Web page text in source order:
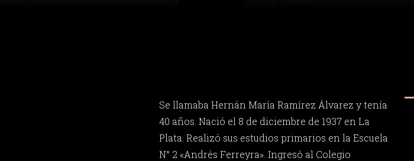
Se llamaba Hernán María Ramírez Álvarez y tenía
40 años. Nació el 8 de diciembre de 1937 en La
Plata. Realizó sus estudios primarios en la Escuela
N° 2 «Andrés Ferreyra». Ingresó al Colegio